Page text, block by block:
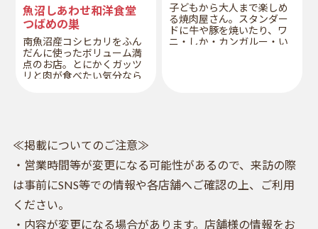
魚沼しあわせ和洋食堂
つばめの巣
南魚沼産コシヒカリをふん
だんに使ったボリューム満
点のお店。とにかくガッツ
リと肉が食べたい気分なら
子どもから大人まで楽しめ
る焼肉屋さん。スタンダー
ドに牛や豚を焼いたり、ワ
ニ・しか・カンガルー・い
≪掲載についてのご注意≫
・営業時間等が変更になる可能性があるので、来訪の際
は事前にSNS等での情報や各店舗へご確認の上、ご利用
ください。
・内容が変更になる場合があります。店舗様の情報をお